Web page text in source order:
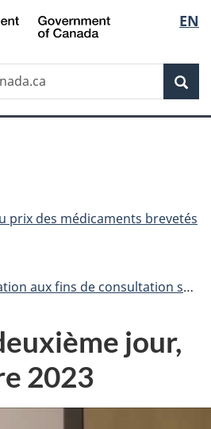
Passer
au
principal
Passer
à
Au
du
Passer
à
version
simplifiée
de
la
EN
prix des médicaments brevetés
de consultation sur les Lignes directrices
jour,
2023